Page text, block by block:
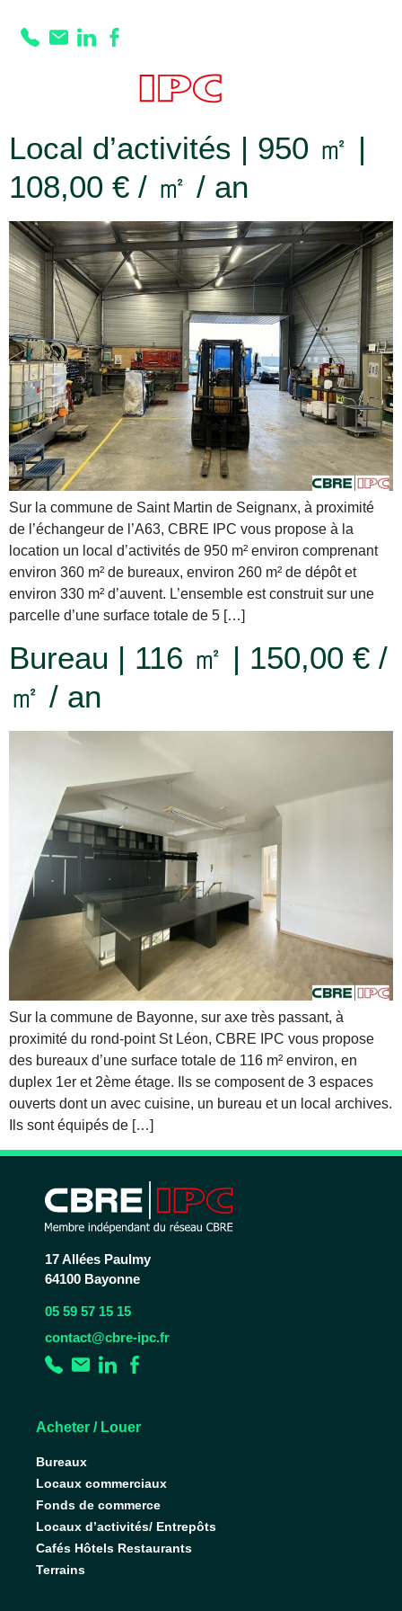
Prestation :
Placard(s)
Local d’activités | 950 ㎡ |
108,00 € / ㎡ / an
Sur la commune de Saint Martin de Seignanx, à proximité
de l’échangeur de l’A63, CBRE IPC vous propose à la
location un local d’activités de 950 m² environ comprenant
environ 360 m² de bureaux, environ 260 m² de dépôt et
environ 330 m² d’auvent. L’ensemble est construit sur une
parcelle d’une surface totale de 5 […]
Bureau | 116 ㎡ | 150,00 € /
㎡ / an
Sur la commune de Bayonne, sur axe très passant, à
proximité du rond-point St Léon, CBRE IPC vous propose
des bureaux d’une surface totale de 116 m² environ, en
duplex 1er et 2ème étage. Ils se composent de 3 espaces
ouverts dont un avec cuisine, un bureau et un local archives.
Ils sont équipés de […]
17 Allées Paulmy
64100 Bayonne
05 59 57 15 15
contact@cbre-ipc.fr
Acheter / Louer
Bureaux
Locaux commerciaux
Fonds de commerce
Locaux d’activités/ Entrepôts
Cafés Hôtels Restaurants
Terrains